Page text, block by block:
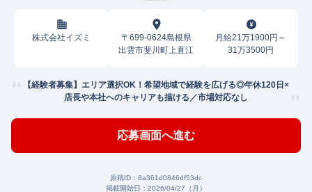
株式会社イズミ
〒699-0624島根県
出雲市斐川町上直江
月給21万1900円～
31万3500円
【経験者募集】エリア選択OK！希望地域で経験を広げる◎年休120日×
店長や本社へのキャリアも描ける／市場対応なし
応募画面へ進む
原稿ID： 8a361d0846df53dc
掲載開始日： 2026/04/27（月）